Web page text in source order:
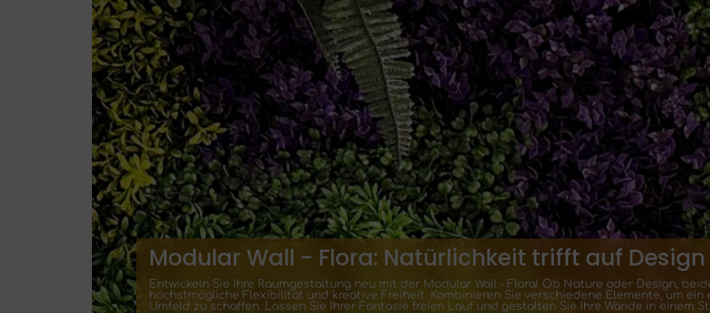
Modular Wall - Flora: Natürlichkeit trifft auf Design
Entwickeln Sie Ihre Raumgestaltung neu mit der Modular Wall - Flora! Ob Nature oder Design,
höchstmögliche Flexibilität und kreative Freiheit. Kombinieren Sie verschiedene Elemente, um
Umfeld zu schaffen. Lassen Sie Ihrer Fantasie freien Lauf und gestalten Sie Ihre Wände in einem